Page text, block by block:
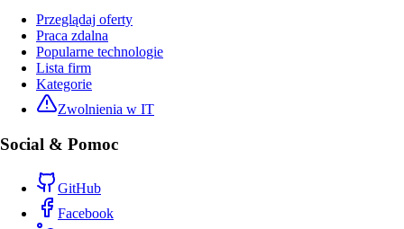
Przeglądaj oferty
Praca zdalna
Popularne technologie
Lista firm
Kategorie
Zwolnienia w IT
Social & Pomoc
GitHub
Facebook